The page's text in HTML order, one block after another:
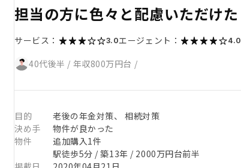
担当の方に色々と配慮いただけた
サービス： 3.0エージェント： 4.0
40代後半 / 年収800万円台 /
目的
老後の年金対策、 相続対策
決め手
物件が良かった
物件
追加購入1件
駅徒歩5分 / 築13年 / 2000万円台前半